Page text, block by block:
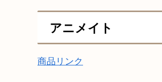
アニメイト
商品リンク